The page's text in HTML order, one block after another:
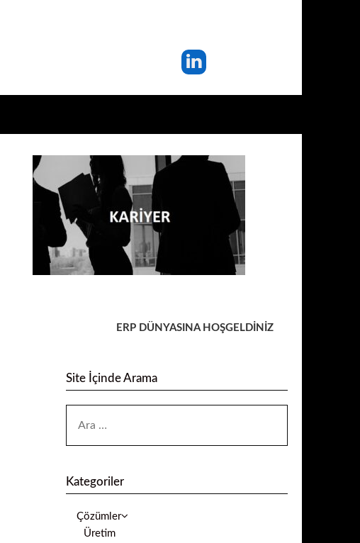
ERP DÜNYASINA HOŞGELDİNİZ
Site İçinde Arama
Kategoriler
Çözümler
Üretim